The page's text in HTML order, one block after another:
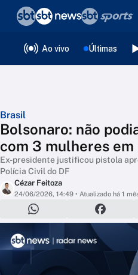
Ao vivo Últimas
Brasil
Bolsonaro: não
com 3 mulheres em
Ex-presidente justificou pistola
Polícia Civil do DF
Cézar Feitoza
24/06/2026, 14:49 • Atualizado há 1
❮voltar
Editorias